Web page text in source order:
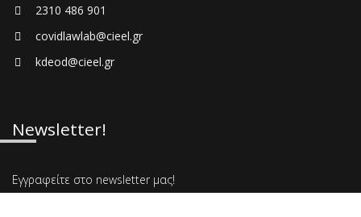
2310 486 901
covidlawlab@cieel.gr
kdeod@cieel.gr
Newsletter!
Εγγραφείτε στο newsletter μας!